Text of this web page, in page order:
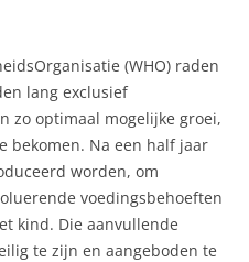
(WHO) raden
lang exclusief
zo optimaal mogelijke groei,
bekomen. Na een half jaar
worden, om
voedingsbehoeften
kind. Die aanvullende
te zijn en aangeboden te